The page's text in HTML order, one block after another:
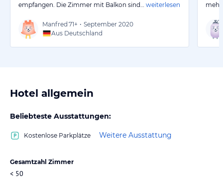
empfangen. Die Zimmer mit Balkon sind…
weiterlesen
Manfred 71+ • September 2020
Aus Deutschland
mehr
Hotel allgemein
Beliebteste Ausstattungen:
Kostenlose Parkplätze Weitere Ausstattung
Gesamtzahl Zimmer
< 50